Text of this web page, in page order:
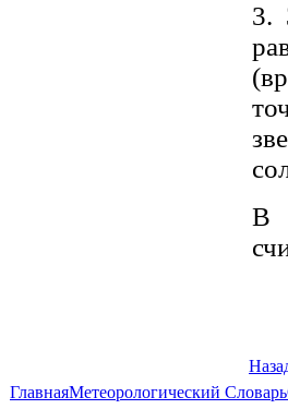
3.
В
ГлавнаяМетеорологический Словарь